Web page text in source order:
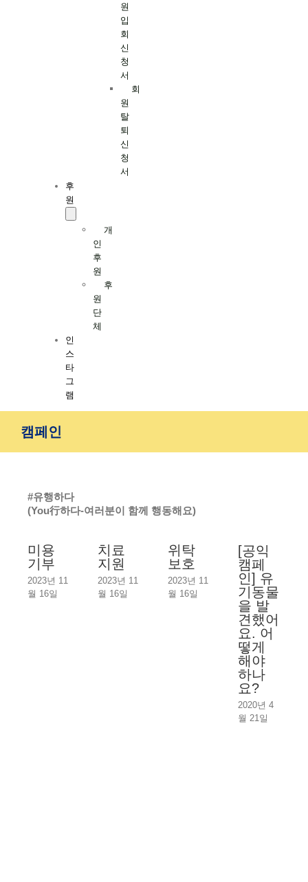
원
입
회
신
청
서
회
원
탈
퇴
신
청
서
후
원
개
인
후
원
후
원
단
체
인
스
타
그
램
캠페인
#유행하다
(You行하다-여러분이 함께 행동해요)
미용
기부
2023년 11
월 16일
치료
지원
2023년 11
월 16일
위탁
보호
2023년 11
월 16일
[공익
캠페
인] 유
기동물
을 발
견했어
요. 어
떻게
해야
하나
요?
2020년 4
월 21일